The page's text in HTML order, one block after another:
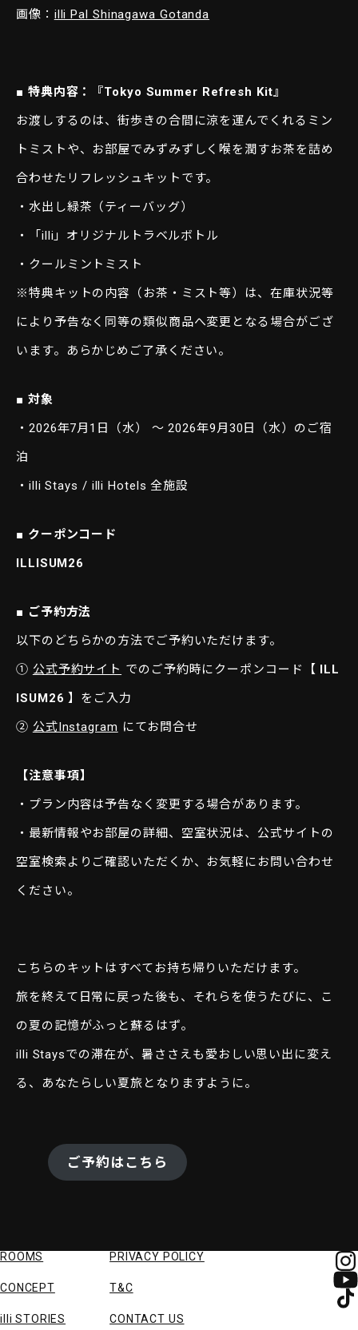
画像： illi Pal Shinagawa Gotanda
■ 特典内容：『Tokyo Summer Refresh Kit』
お渡しするのは、街歩きの合間に涼を運んでくれるミン
トミストや、お部屋でみずみずしく喉を潤すお茶を詰め
合わせたリフレッシュキットです。
・水出し緑茶（ティーバッグ）
・「illi」オリジナルトラベルボトル
・クールミントミスト
※特典キットの内容（お茶・ミスト等）は、在庫状況等
により予告なく同等の類似商品へ変更となる場合がござ
います。あらかじめご了承ください。
■ 対象
・2026年7月1日（水） 〜 2026年9月30日（水）のご宿
泊
・illi Stays / illi Hotels 全施設
■ クーポンコード
ILLISUM26
■ ご予約方法
以下のどちらかの方法でご予約いただけます。
① 公式予約サイト でのご予約時にクーポンコード【 ILL
ISUM26 】をご入力
② 公式Instagram にてお問合せ
【注意事項】
・プラン内容は予告なく変更する場合があります。
・最新情報やお部屋の詳細、空室状況は、公式サイトの
空室検索よりご確認いただくか、お気軽にお問い合わせ
ください。
こちらのキットはすべてお持ち帰りいただけます。
旅を終えて日常に戻った後も、それらを使うたびに、こ
の夏の記憶がふっと蘇るはず。
illi Staysでの滞在が、暑ささえも愛おしい思い出に変え
る、あなたらしい夏旅となりますように。
ご予約はこちら
ROOMS
CONCEPT
illi STORIES
PRIVACY POLICY
T&C
CONTACT US